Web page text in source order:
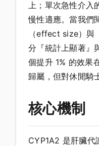
上；單次急性介入
慢性適應。當我們
（effect size）與
分『統計上顯著
個提升 1% 的效果
歸屬，但對休閒騎
核心機制
CYP1A2 是肝臟代